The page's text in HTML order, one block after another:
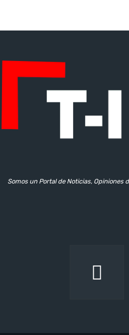
Somos un Portal de Noticias, Opiniones